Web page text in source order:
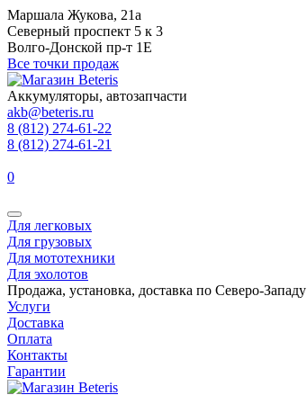
Маршала Жукова, 21а
Северный проспект 5 к 3
Волго-Донской пр-т 1Е
Все точки продаж
Аккумуляторы, автозапчасти
akb@beteris.ru
8 (812) 274-61-22
8 (812) 274-61-21
0
Для легковых
Для грузовых
Для мототехники
Для эхолотов
Продажа, установка, доставка по Северо-Западу
Услуги
Доставка
Оплата
Контакты
Гарантии